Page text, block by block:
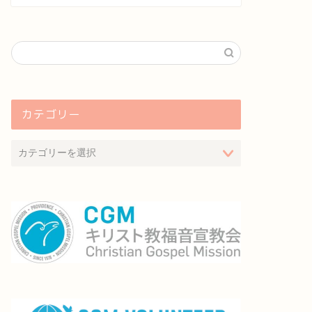
カテゴリー